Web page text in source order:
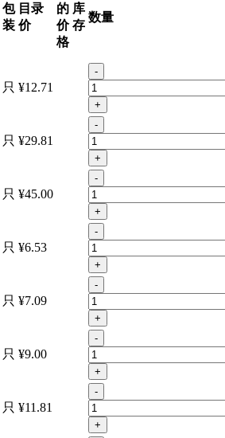
包
装
目录
价
的
价
格
库
存
数量
只 ¥12.71
-
+
只 ¥29.81
-
+
只 ¥45.00
-
+
只 ¥6.53
-
+
只 ¥7.09
-
+
只 ¥9.00
-
+
只 ¥11.81
-
+